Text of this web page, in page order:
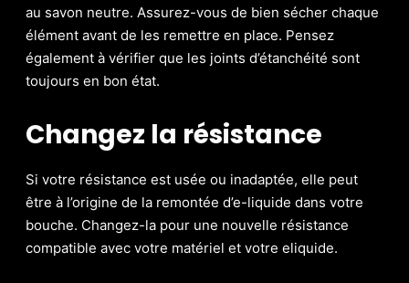
au savon neutre. Assurez-vous de bien sécher chaque
élément avant de les remettre en place. Pensez
également à vérifier que les joints d’étanchéité sont
toujours en bon état.
Changez la résistance
Si votre résistance est usée ou inadaptée, elle peut
être à l’origine de la remontée d’e-liquide dans votre
bouche. Changez-la pour une nouvelle résistance
compatible avec votre matériel et votre eliquide.